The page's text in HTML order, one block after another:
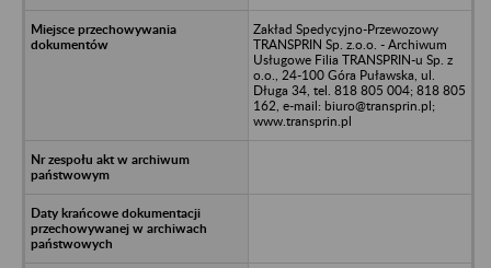
Zakład Spedycyjno-Przewozowy
TRANSPRIN Sp. z.o.o. - Archiwum
Usługowe Filia TRANSPRIN-u Sp. z
o.o., 24-100 Góra Puławska, ul.
Długa 34, tel. 818 805 004; 818 805
162, e-mail: biuro@transprin.pl;
www.transprin.pl